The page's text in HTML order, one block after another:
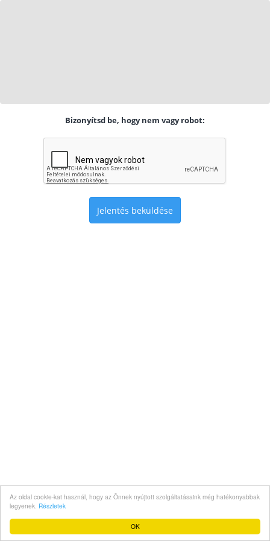
OK
Az oldal cookie-kat használ, hogy az Önnek nyújtott szolgáltatásaink még hatékonyabbak
legyenek. Részletek
Bizonyítsd be, hogy nem vagy robot:
Jelentés beküldése